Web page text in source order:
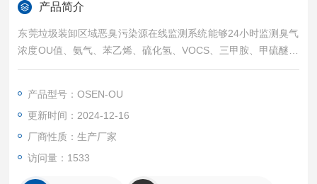
产品简介
东莞垃圾装卸区域恶臭污染源在线监测系统能够24小时监测臭气
浓度OU值、氨气、苯乙烯、硫化氢、VOCS、三甲胺、甲硫醚、
甲硫醇、二甲二&硫醚、二硫化碳等参数，从而了解污染的程度
产品型号：OSEN-OU
更新时间：2024-12-16
厂商性质：生产厂家
访问量：1533